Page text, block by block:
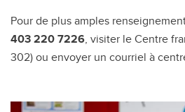
Pour de plus amples
403 220 7226, visiter le Centre
302) ou envoyer un courriel à